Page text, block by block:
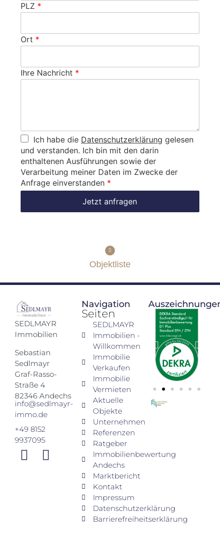
PLZ *
Ort *
Ihre Nachricht *
Ich habe die Datenschutzerklärung gelesen
und verstanden. Ich bin mit den darin
enthaltenen Ausführungen sowie der
Verarbeitung meiner Daten im Zwecke der
Anfrage einverstanden *
Jetzt anfragen
Objektliste
SEDLMAYR
Immobilien
Sebastian
Sedlmayr
Graf-Rasso-
Straße 4
82346 Andechs
info@sedlmayr-
immo.de
+49 8152
9937095
Navigation
Seiten
SEDLMAYR
Immobilien -
Willkommen
Immobilie
Verkaufen
Immobilie
Vermieten
Aktuelle
Objekte
Unternehmen
Referenzen
Ratgeber
Immobilienbewertung
Andechs
Marktbericht
Kontakt
Impressum
Datenschutzerklärung
Barrierefreiheitserklärung